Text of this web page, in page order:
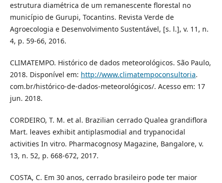
estrutura diamétrica de um remanescente florestal no
município de Gurupi, Tocantins. Revista Verde de
Agroecologia e Desenvolvimento Sustentável, [s. l.], v. 11, n.
4, p. 59-66, 2016.
CLIMATEMPO. Histórico de dados meteorológicos. São Paulo,
2018. Disponível em: http://www.climatempoconsultoria.
com.br/histórico-de-dados-meteorológicos/. Acesso em: 17
jun. 2018.
CORDEIRO, T. M. et al. Brazilian cerrado Qualea grandiflora
Mart. leaves exhibit antiplasmodial and trypanocidal
activities In vitro. Pharmacognosy Magazine, Bangalore, v.
13, n. 52, p. 668-672, 2017.
COSTA, C. Em 30 anos, cerrado brasileiro pode ter maior